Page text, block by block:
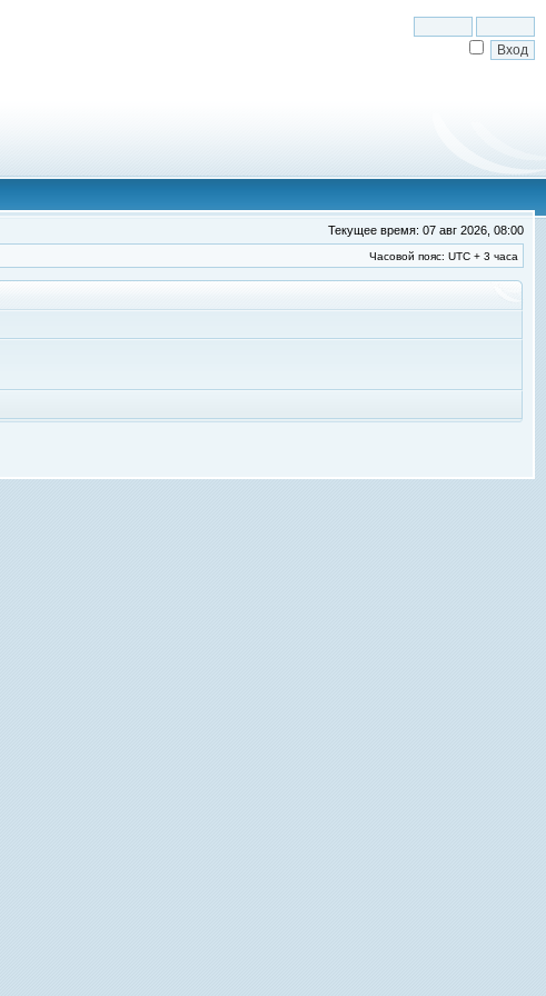
Текущее время: 07 авг 2026, 08:00
Часовой пояс: UTC + 3 часа